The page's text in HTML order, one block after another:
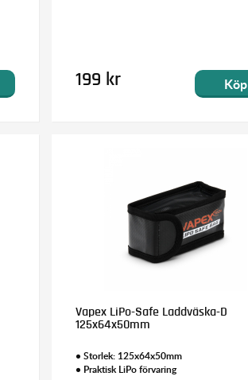
199 kr Köp
Vapex LiPo-Safe Laddväska-D
125x64x50mm
• Storlek: 125x64x50mm
• Praktisk LiPo förvaring